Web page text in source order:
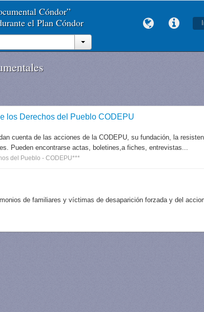
Cóndor”
el Plan Cóndor
los Derechos del Pueblo CODEPU
cuenta de las acciones de la CODEPU, su fundación, la
Pueden encontrarse actas, boletines,a fiches, entrevistas...
del Pueblo - CODEPU***
de familiares y víctimas de desaparición forzada y del